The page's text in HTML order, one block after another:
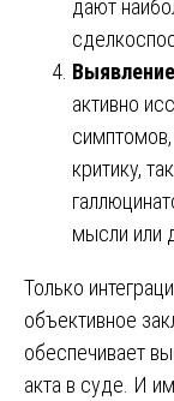
дают
активно
критику,
мысли или
Только
объективное
обеспечивает
акта в суде. И